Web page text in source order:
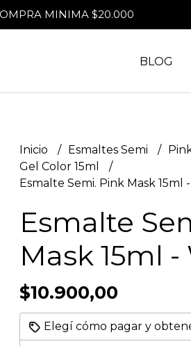
MINIMA $20.000
BLOG
Inicio Esmaltes Semi
Gel Color 15ml
Esmalte Semi. Pink Mask 15ml
Esmalte
Mask 15ml
$10.900,00
Elegí cómo pagar y